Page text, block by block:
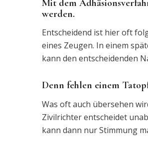
Mit dem
werden.
Entscheidend ist hier oft
eines Zeugen. In einem
kann den entscheidenden
Denn fehlen einem
Was oft auch übersehen
Zivilrichter entscheidet
kann dann nur Stimmung